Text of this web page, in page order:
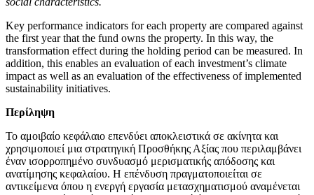
Key performance indicators for each property are compared against
the first year that the fund owns the property. In this way, the
transformation effect during the holding period can be measured. In
addition, this enables an evaluation of each investment’s climate
impact as well as an evaluation of the effectiveness of implemented
sustainability initiatives.
Περίληψη
Το αμοιβαίο κεφάλαιο επενδύει αποκλειστικά σε ακίνητα και
χρησιμοποιεί μια στρατηγική Προσθήκης Αξίας που περιλαμβάνει
έναν ισορροπημένο συνδυασμό μερισματικής απόδοσης και
ανατίμησης κεφαλαίου. Η επένδυση πραγματοποιείται σε
αντικείμενα όπου η ενεργή εργασία μετασχηματισμού αναμένεται